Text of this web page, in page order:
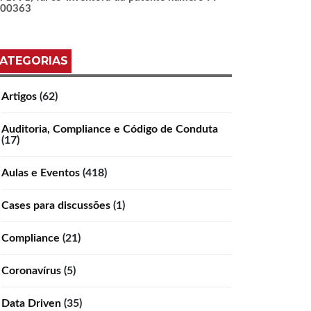
Artigos (62)
Auditoria, Compliance e Código de Conduta
(17)
Aulas e Eventos (418)
Cases para discussões (1)
Compliance (21)
Coronavírus (5)
Data Driven (35)